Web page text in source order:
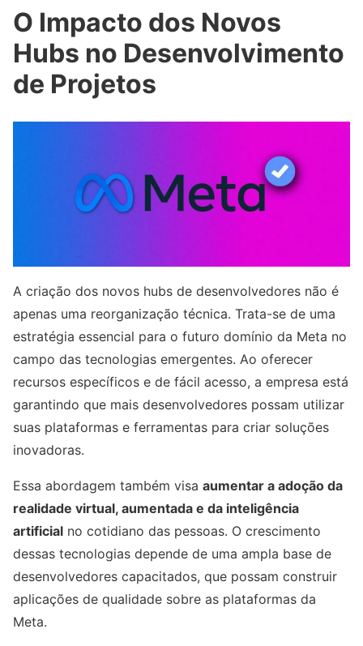
O Impacto dos Novos
Hubs no Desenvolvimento
de Projetos
A criação dos novos hubs de desenvolvedores não é
apenas uma reorganização técnica. Trata-se de uma
estratégia essencial para o futuro domínio da Meta no
campo das tecnologias emergentes. Ao oferecer
recursos específicos e de fácil acesso, a empresa está
garantindo que mais desenvolvedores possam utilizar
suas plataformas e ferramentas para criar soluções
inovadoras.
Essa abordagem também visa aumentar a adoção da
realidade virtual, aumentada e da inteligência
artificial no cotidiano das pessoas. O crescimento
dessas tecnologias depende de uma ampla base de
desenvolvedores capacitados, que possam construir
aplicações de qualidade sobre as plataformas da
Meta.